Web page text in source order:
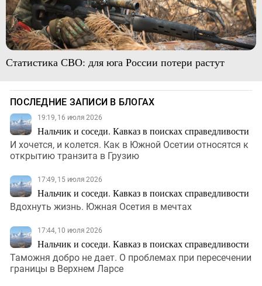
Статистика СВО: для юга России потери растут
ПОСЛЕДНИЕ ЗАПИСИ В БЛОГАХ
19:19, 16 июля 2026
Нальчик и соседи. Кавказ в поисках справедливости
И хочется, и колется. Как в Южной Осетии относятся к
открытию транзита в Грузию
17:49, 15 июля 2026
Нальчик и соседи. Кавказ в поисках справедливости
Вдохнуть жизнь. Южная Осетия в мечтах
17:44, 10 июля 2026
Нальчик и соседи. Кавказ в поисках справедливости
Таможня добро не дает. О проблемах при пересечении
границы в Верхнем Ларсе